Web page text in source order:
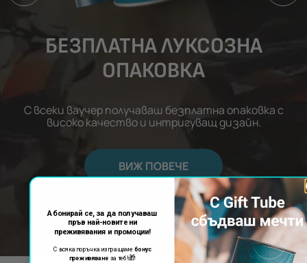
БЕЗПЛАТНА ЛУКСОЗНА
ОПАКОВКА
С всеки ваучер получаваш безплатна опаковка с
високо качество и интригуващ дизайн.
ВИЖ ПОВЕЧЕ
Абонирай се, за да получаваш
пръв най-новите ни
преживявания и промоции!
С всяка поръчка изпращаме бонус
преживяване за теб!🎁